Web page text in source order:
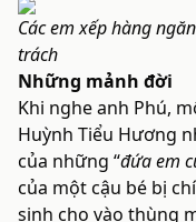
Các em xếp hàng
trách
Những mảnh đời
Khi nghe anh Phú,
Huỳnh Tiểu Hương
của những “đứa em
của một cậu bé bị
sinh cho vào thùng